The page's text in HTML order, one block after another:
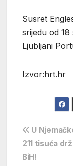
Susret
srijedu od
Ljubljani
Izvor:hrt.hr
objava
U
211 tisuća
BiH!